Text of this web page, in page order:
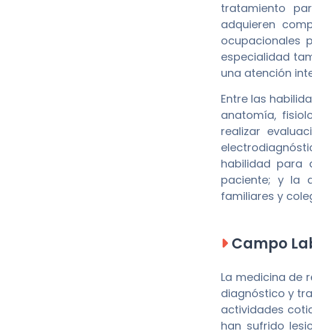
tratamiento
adquieren
ocupacionales
especialidad
una atención
Entre las
anatomía,
realizar
habilidad para
paciente; y la
familiares y
Campo
La medicina de
diagnóstico y
actividades
han sufrido